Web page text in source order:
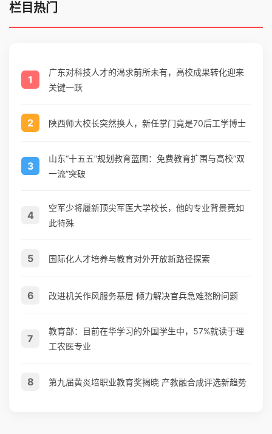
栏目热门
1
广东对科技人才的渴求前所未有，高校成果转化迎来
关键一跃
2 陕西师大校长突然换人，新任掌门竟是70后工学博士
3
山东“十五五”规划教育蓝图：免费教育扩围与高校“双
一流”突破
4
空军少将履新顶尖军医大学校长，他的专业背景竟如
此特殊
5 国际化人才培养与教育对外开放新路径探索
6 改进机关作风服务基层 倾力解决官兵急难愁盼问题
7
教育部：目前在华学习的外国学生中，57%就读于理
工农医专业
8 第九届黄炎培职业教育奖揭晓 产教融合成评选新趋势